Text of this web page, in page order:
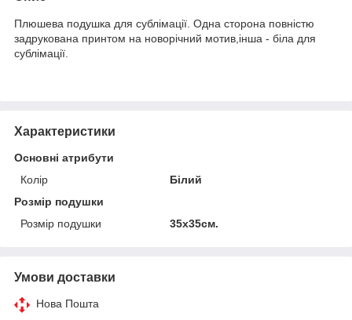
Плюшева подушка для сублімації. Одна сторона повністю
задрукована принтом на новорічний мотив,інша - біла для
сублімації.
Характеристики
Основні атрибути
Колір
Білий
Розмір подушки
Розмір подушки
35х35см.
Умови доставки
Нова Пошта